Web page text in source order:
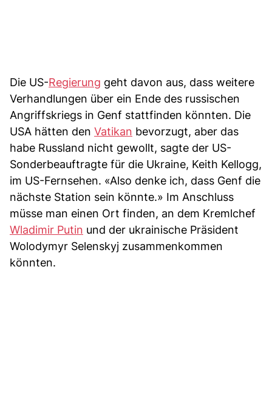
Die US-Regierung geht davon aus, dass weitere
Verhandlungen über ein Ende des russischen
Angriffskriegs in Genf stattfinden könnten. Die
USA hätten den Vatikan bevorzugt, aber das
habe Russland nicht gewollt, sagte der US-
Sonderbeauftragte für die Ukraine, Keith Kellogg,
im US-Fernsehen. «Also denke ich, dass Genf die
nächste Station sein könnte.» Im Anschluss
müsse man einen Ort finden, an dem Kremlchef
Wladimir Putin und der ukrainische Präsident
Wolodymyr Selenskyj zusammenkommen
könnten.